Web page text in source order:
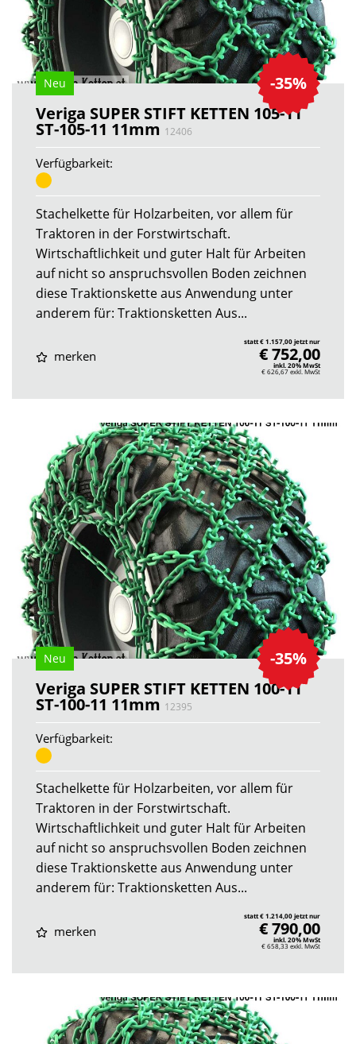
-35%
Neu
Veriga SUPER STIFT KETTEN 105-11
ST-105-11 11mm 12406
Verfügbarkeit:
Stachelkette für Holzarbeiten, vor allem für
Traktoren in der Forstwirtschaft.
Wirtschaftlichkeit und guter Halt für Arbeiten
auf nicht so anspruchsvollen Boden zeichnen
diese Traktionskette aus Anwendung unter
anderem für: Traktionsketten Aus...
merken
statt € 1.157,00 jetzt nur
€ 752,00
inkl. 20% MwSt
€ 626,67exkl. MwSt
-35%
Neu
Veriga SUPER STIFT KETTEN 100-11
ST-100-11 11mm 12395
Verfügbarkeit:
Stachelkette für Holzarbeiten, vor allem für
Traktoren in der Forstwirtschaft.
Wirtschaftlichkeit und guter Halt für Arbeiten
auf nicht so anspruchsvollen Boden zeichnen
diese Traktionskette aus Anwendung unter
anderem für: Traktionsketten Aus...
merken
statt € 1.214,00 jetzt nur
€ 790,00
inkl. 20% MwSt
€ 658,33 exkl. MwSt